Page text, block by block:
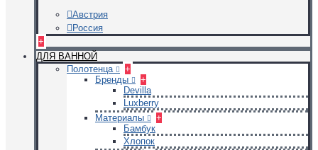
Австрия
Россия
+
ДЛЯ ВАННОЙ
Полотенца
+
Бренды
+
Devilla
Luxberry
Материалы
+
Бамбук
Хлопок